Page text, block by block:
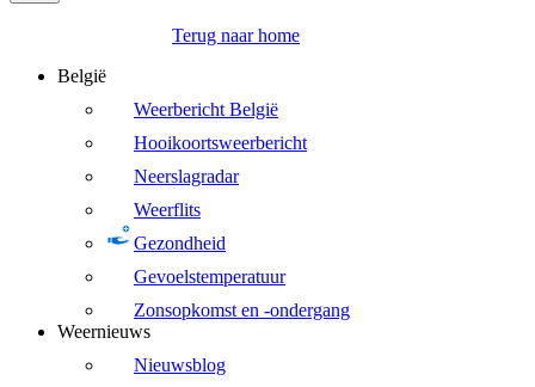
Terug naar home
België
Weerbericht België
Hooikoortsweerbericht
Neerslagradar
Weerflits
Gezondheid
Gevoelstemperatuur
Zonsopkomst en -ondergang
Weernieuws
Nieuwsblog